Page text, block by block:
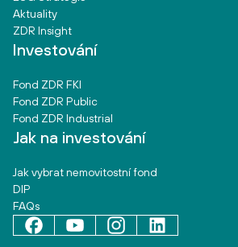
Aktuality
ZDR Insight
Investování
Fond ZDR FKI
Fond ZDR Public
Fond ZDR Industrial
Jak na investování
Jak vybrat nemovitostní fond
DIP
FAQs